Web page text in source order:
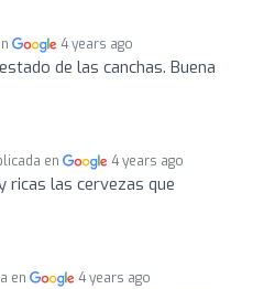
4 years ago
de las canchas. Buena
en 4 years ago
ricas las cervezas que
en 4 years ago